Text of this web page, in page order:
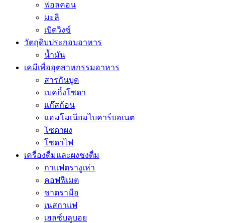
ฟอลคอน
มะลิ
เบิดวิงซ์
วัตถุดิบประกอบอาหาร
น้ำมัน
เคมีเพื่ออุตสาหกรรมอาหาร
สารกันบูด
เบคกิ้งโซดา
แก๊สก้อน
แอมโมเนียมไบคาร์บอเนต
โซดาผง
โซดาไฟ
เครื่องดื่มและผงชงดื่ม
กาแฟตรางูเห่า
คอฟฟีเมต
ชาตรามือ
เนสกาแฟ
เฮลซ์บลูบอย